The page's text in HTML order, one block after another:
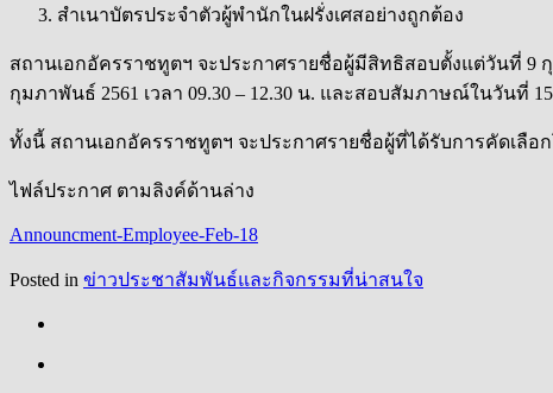
สำเนาบัตรประจำตัวผู้พำนักในฝรั่งเศสอย่างถูกต้อง
สถานเอกอัครราชทูตฯ จะประกาศรายชื่อผู้มีสิทธิสอบตั้งแต่วันที่
กุมภาพันธ์ 2561 เวลา 09.30 – 12.30 น. และสอบสัมภาษณ์ในวันที่
ทั้งนี้ สถานเอกอัครราชทูตฯ จะประกาศรายชื่อผู้ที่ได้รับการคัดเลื
ไฟล์ประกาศ ตามลิงค์ด้านล่าง
Announcment-Employee-Feb-18
Posted in ข่าวประชาสัมพันธ์และกิจกรรมที่น่าสนใจ